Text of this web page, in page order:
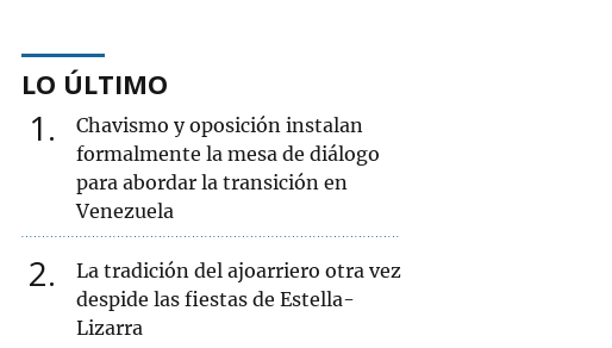
LO ÚLTIMO
1
Chavismo y oposición instalan
formalmente la mesa de diálogo
para abordar la transición en
Venezuela
2
La tradición del ajoarriero otra vez
despide las fiestas de Estella-
Lizarra